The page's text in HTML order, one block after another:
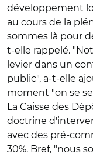
développement
au cours de la
sommes là pour
t-elle rappelé.
levier dans un
public", a-t-elle
moment "on se
La Caisse des
doctrine
avec des pré-
30%. Bref, "nous